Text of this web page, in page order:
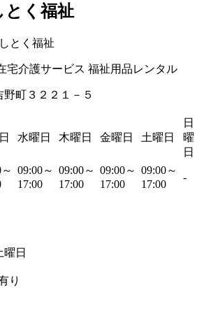
とく福祉
宅介護サービス 福祉用品レンタル
町３２２１－５
水曜日 木曜日 金曜日 土曜日
日
曜
日
09:00～
17:00
09:00～
17:00
09:00～
17:00
09:00～
17:00
-
日
り